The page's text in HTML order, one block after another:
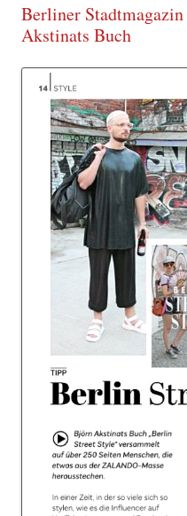
Berliner
Akstinats Buch